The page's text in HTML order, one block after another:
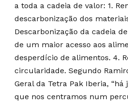
a toda a cadeia de valor: 1.
descarbonização dos
Descarbonização da cadeia
de um maior acesso aos
desperdício de alimentos. 4.
circularidade. Segundo
Geral da Tetra Pak Iberia,
que nos centramos num